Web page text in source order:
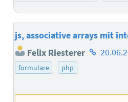
js, associative arrays mit
Felix Riesterer
formulare php